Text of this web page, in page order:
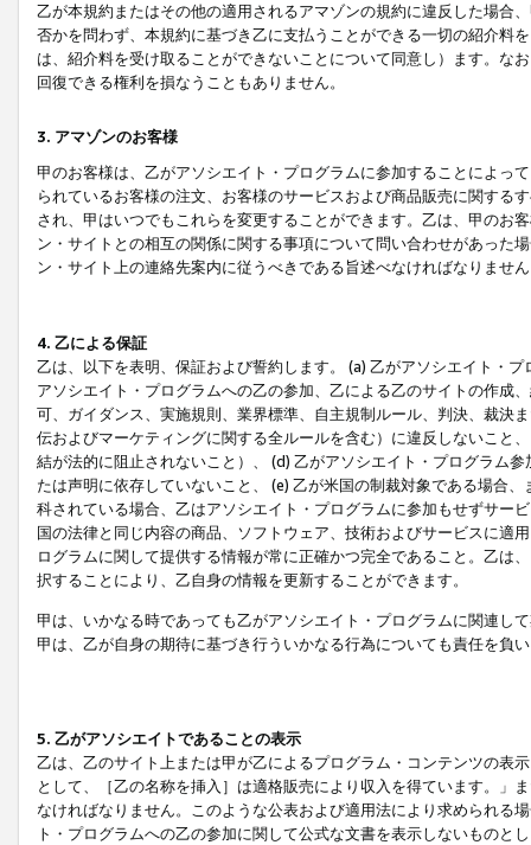
乙が本規約またはその他の適用されるアマゾンの規約に違反した場合
否かを問わず、本規約に基づき乙に支払うことができる一切の紹介料
は、紹介料を受け取ることができないことについて同意し）ます。な
回復できる権利を損なうこともありません。
3. アマゾンのお客様
甲のお客様は、乙がアソシエイト・プログラムに参加することによっ
られているお客様の注文、お客様のサービスおよび商品販売に関する
され、甲はいつでもこれらを変更することができます。乙は、甲のお
ン・サイトとの相互の関係に関する事項について問い合わせがあった
ン・サイト上の連絡先案内に従うべきである旨述べなければなりませ
4. 乙による保証
乙は、以下を表明、保証および誓約します。 (a) 乙がアソシエイト・
アソシエイト・プログラムへの乙の参加、乙による乙のサイトの作成
可、ガイダンス、実施規則、業界標準、自主規制ルール、判決、裁決
伝およびマーケティングに関する全ルールを含む）に違反しないこと
結が法的に阻止されないこと）、 (d) 乙がアソシエイト・プログラム
たは声明に依存していないこと、 (e) 乙が米国の制裁対象である場合
科されている場合、乙はアソシエイト・プログラムに参加もせずサー
国の法律と同じ内容の商品、ソフトウェア、技術およびサービスに適
ログラムに関して提供する情報が常に正確かつ完全であること。乙は
択することにより、乙自身の情報を更新することができます。
甲は、いかなる時であっても乙がアソシエイト・プログラムに関連し
甲は、乙が自身の期待に基づき行ういかなる行為についても責任を負
5. 乙がアソシエイトであることの表示
乙は、乙のサイト上または甲が乙によるプログラム・コンテンツの表
として、［乙の名称を挿入］は適格販売により収入を得ています。」
なければなりません。このような公表および適用法により求められる
ト・プログラムへの乙の参加に関して公式な文書を表示しないもの